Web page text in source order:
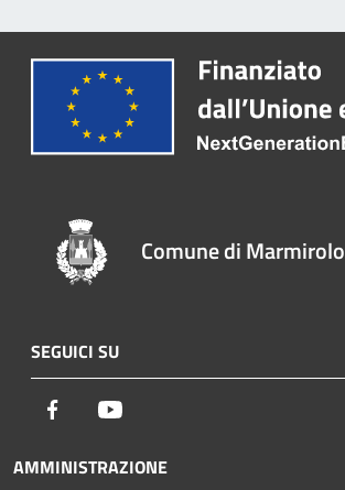
Comune di Marmirolo
SEGUICI SU
Facebook
AMMINISTRAZIONE